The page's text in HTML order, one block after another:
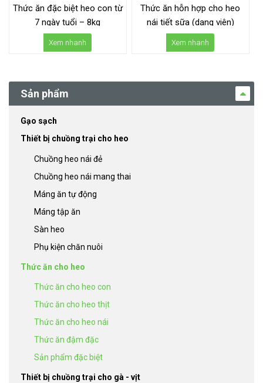
Thức ăn đặc biệt heo con từ
7 ngày tuổi – 8kg
Xem nhanh
Thức ăn hỗn hợp cho heo
nái tiết sữa (dạng viên)
Xem nhanh
Sản phẩm
Gạo sạch
Thiết bị chuồng trại cho heo
Chuồng heo nái đẻ
Chuồng heo nái mang thai
Máng ăn tự động
Máng tập ăn
Sàn heo
Phụ kiện chăn nuôi
Thức ăn cho heo
Thức ăn cho heo con
Thức ăn cho heo thịt
Thức ăn cho heo nái
Thức ăn đậm đặc
Sản phẩm đặc biệt
Thiết bị chuồng trại cho gà - vịt